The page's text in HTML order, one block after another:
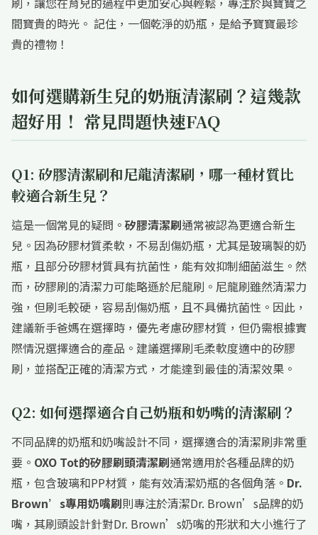
間寶貴的時光。 記住，一個乾淨的奶瓶，是給予寶寶最珍
貴的禮物！
如何選購新生兒的奶瓶清潔刷？這幾款
超好用！ 常見問題快速FAQ
Q1: 矽膠清潔刷和尼龍清潔刷，哪一種材質比
較適合新生兒？
這是一個常見的疑問。 矽膠清潔刷通常被認為更適合新生
兒。因為矽膠材質柔軟，不易刮傷奶瓶，尤其是玻璃製的奶
瓶，且部分矽膠材質具有抗菌性，能有效抑制細菌滋生。然
而，矽膠刷的清潔力可能略遜於尼龍刷。尼龍刷雖然清潔力
強，但刷毛較硬，容易刮傷奶瓶，且不具備抗菌性。因此，
建議新手爸媽在選擇時，優先考慮矽膠材質，但仍需根據實
際情況選擇適合的產品。建議選擇刷毛柔軟度適中的矽膠
刷，並搭配正確的清潔方式，才能達到最佳的清潔效果。
Q2: 如何選擇適合自己奶瓶和奶嘴的清潔刷？
不同品牌的奶瓶和奶嘴設計不同，選擇適合的清潔刷非常重
要。 OXO Tot的矽膠刷頭清潔刷通常適用於各種品牌的奶
瓶，包含玻璃和PP材質，能有效清潔奶瓶的各個角落。 Dr.
Brown’s專用奶嘴刷則專注於清潔Dr. Brown’s品牌的奶
嘴，其刷頭設計針對Dr. Brown’s奶嘴的形狀和大小進行了